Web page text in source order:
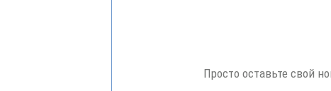
Просто оставьте свой